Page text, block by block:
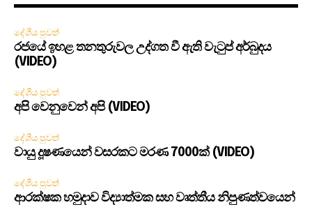
දේශීය පුවත්
රජයේ ඉහළ තනතුරුවල උද්ගත වී ඇති වැටුප් අර්බුදය
(VIDEO)
දේශීය පුවත්
අපි වෙනුවෙන් අපි (VIDEO)
දේශීය පුවත්
වායු දූෂණයෙන් වසරකට මරණ 7000ක් (VIDEO)
දේශීය පුවත්
ආරක්ෂක හමුදාව විද්‍යාත්මක සහ වෘත්තීය නිපුණත්වයෙන්